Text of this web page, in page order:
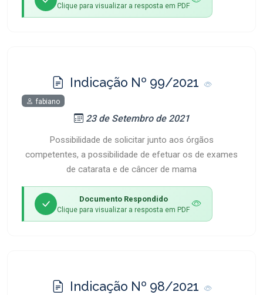
Clique para visualizar a resposta em PDF
Indicação Nº 99/2021
fabiano
23 de Setembro de 2021
Possibilidade de solicitar junto aos órgãos
competentes, a possibilidade de efetuar os de exames
de catarata e de câncer de mama
Documento Respondido
Clique para visualizar a resposta em PDF
Indicação Nº 98/2021